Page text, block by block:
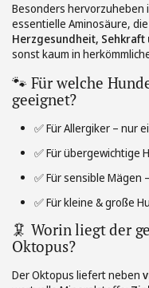
Besonders hervorzuheben
essentielle Aminosäure,
Herzgesundheit, Sehkraft
sonst kaum in
🐾 Für welche
geeignet?
✅ Für Allergiker – nur
✅ Für übergewichtige
✅ Für sensible Mägen
✅ Für kleine & große
🦑 Worin liegt der
Oktopus?
Der Oktopus liefert neben